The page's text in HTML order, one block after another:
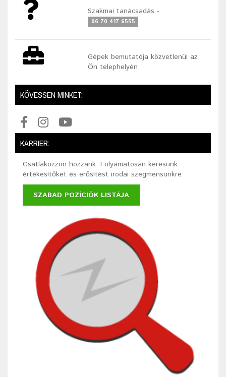
Szakmai tanácsadás -
06 70 417 6555
Gépek bemutatója közvetlenül az
Ön telephelyén
KÖVESSEN MINKET:
KARRIER:
Csatlakozzon hozzánk. Folyamatosan keresünk
értékesítőket és erősítést irodai szegmensünkre.
SZABAD POZÍCIÓK LISTÁJA